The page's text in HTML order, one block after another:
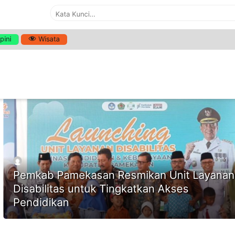
Wisata
HASHTAG:UNIT LAYANAN DISABILITAS
Pemkab Pamekasan Resmikan Unit Layanan
Disabilitas untuk Tingkatkan Akses
Pendidikan